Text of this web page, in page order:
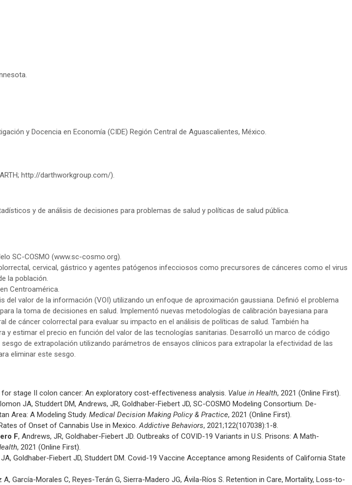
y Docencia en Economía (CIDE) Región Central de Aguascalientes, México.
http://darthworkgroup.com/).
y de análisis de decisiones para problemas de salud y políticas de salud pública.
SC-COSMO (www.sc-cosmo.org).
cervical, gástrico y agentes patógenos infecciosos como precursores de cánceres como el virus
la población.
Centroamérica.
valor de la información (VOI) utilizando un enfoque de aproximación gaussiana. Definió el problema
la toma de decisiones en salud. Implementó nuevas metodologías de calibración bayesiana para
cáncer colorrectal para evaluar su impacto en el análisis de políticas de salud. También ha
estimar el precio en función del valor de las tecnologías sanitarias. Desarrolló un marco de código
de extrapolación utilizando parámetros de ensayos clínicos para extrapolar la efectividad de las
eliminar este sesgo.
stage II colon cancer: An exploratory cost-effectiveness analysis. Value in Health, 2021 (Online First).
JA, Studdert DM, Andrews, JR, Goldhaber-Fiebert JD, SC-COSMO Modeling Consortium. De-
Area: A Modeling Study. Medical Decision Making Policy & Practice, 2021 (Online First).
of Onset of Cannabis Use in Mexico.Addictive Behaviors, 2021;122(107038):1-8.
F, Andrews, JR, Goldhaber-Fiebert JD. Outbreaks of COVID-19 Variants in U.S. Prisons: A Math-
, 2021 (Online First).
Goldhaber-Fiebert JD, Studdert DM. Covid-19 Vaccine Acceptance among Residents of California State
A, García-Morales C, Reyes-Terán G, Sierra-Madero JG, Ávila-Ríos S. Retention in Care, Mortality, Loss-to-